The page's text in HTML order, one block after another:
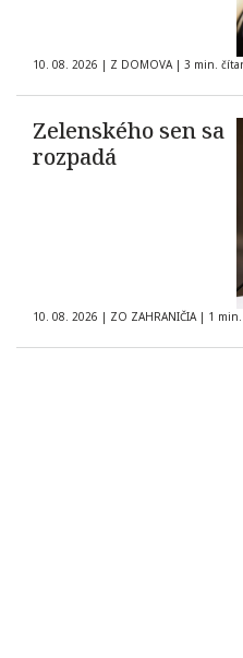
10. 08. 2026 | Z DOMOVA | 3 min.
Zelenského sen sa
rozpadá
10. 08. 2026 | ZO ZAHRANIČIA | 1